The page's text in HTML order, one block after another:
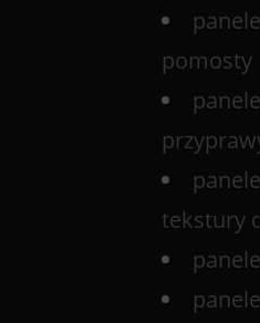
pomosty
tekstury